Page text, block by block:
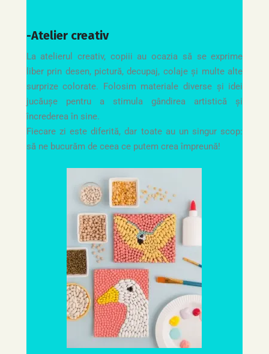
-Atelier creativ
La atelierul creativ, copiii au ocazia să se exprime
liber prin desen, pictură, decupaj, colaje și multe alte
surprize colorate. Folosim materiale diverse și idei
jucăușe pentru a stimula gândirea artistică și
încrederea în sine.
Fiecare zi este diferită, dar toate au un singur scop:
să ne bucurăm de ceea ce putem crea împreună!